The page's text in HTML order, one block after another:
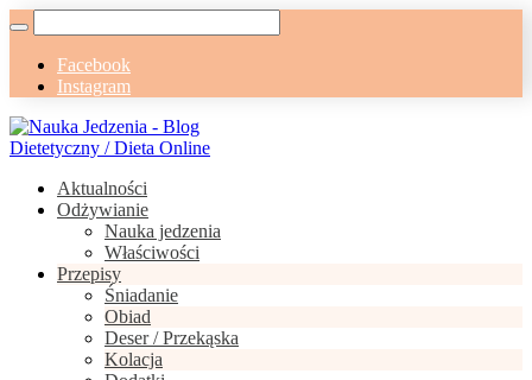
Facebook
Instagram
Aktualności
Odżywianie
Nauka jedzenia
Właściwości
Przepisy
Śniadanie
Obiad
Deser / Przekąska
Kolacja